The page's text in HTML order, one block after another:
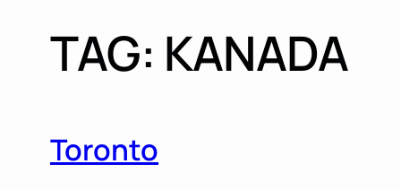
TAG: KANADA
Toronto